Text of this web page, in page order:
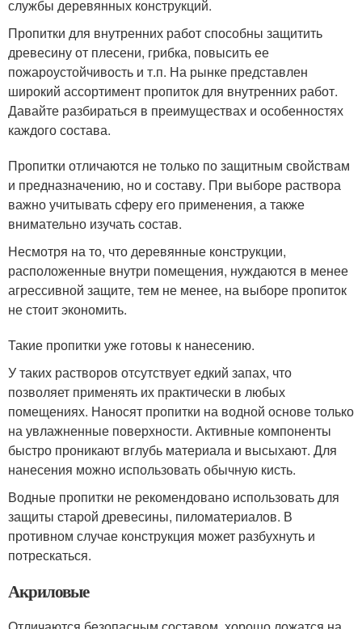
службы деревянных конструкций.
Пропитки для внутренних работ способны защитить
древесину от плесени, грибка, повысить ее
пожароустойчивость и т.п. На рынке представлен
широкий ассортимент пропиток для внутренних работ.
Давайте разбираться в преимуществах и особенностях
каждого состава.
Пропитки отличаются не только по защитным свойствам
и предназначению, но и составу. При выборе раствора
важно учитывать сферу его применения, а также
внимательно изучать состав.
Несмотря на то, что деревянные конструкции,
расположенные внутри помещения, нуждаются в менее
агрессивной защите, тем не менее, на выборе пропиток
не стоит экономить.
Такие пропитки уже готовы к нанесению.
У таких растворов отсутствует едкий запах, что
позволяет применять их практически в любых
помещениях. Наносят пропитки на водной основе только
на увлажненные поверхности. Активные компоненты
быстро проникают вглубь материала и высыхают. Для
нанесения можно использовать обычную кисть.
Водные пропитки не рекомендовано использовать для
защиты старой древесины, пиломатериалов. В
противном случае конструкция может разбухнуть и
потрескаться.
Акриловые